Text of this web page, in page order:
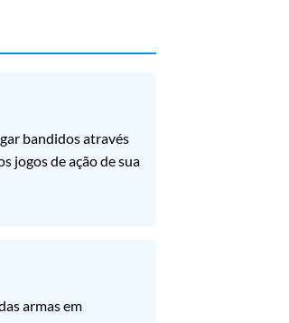
bandidos através
jogos de ação de sua
armas em